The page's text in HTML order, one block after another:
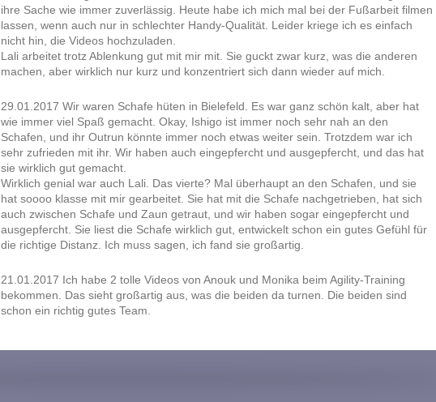
ihre Sache wie immer zuverlässig. Heute habe ich mich mal bei der Fußarbeit filmen
lassen, wenn auch nur in schlechter Handy-Qualität. Leider kriege ich es einfach
nicht hin, die Videos hochzuladen.
Lali arbeitet trotz Ablenkung gut mit mir mit. Sie guckt zwar kurz, was die anderen
machen, aber wirklich nur kurz und konzentriert sich dann wieder auf mich.
29.01.2017 Wir waren Schafe hüten in Bielefeld. Es war ganz schön kalt, aber hat
wie immer viel Spaß gemacht. Okay, Ishigo ist immer noch sehr nah an den
Schafen, und ihr Outrun könnte immer noch etwas weiter sein. Trotzdem war ich
sehr zufrieden mit ihr. Wir haben auch eingepfercht und ausgepfercht, und das hat
sie wirklich gut gemacht.
Wirklich genial war auch Lali. Das vierte? Mal überhaupt an den Schafen, und sie
hat soooo klasse mit mir gearbeitet. Sie hat mit die Schafe nachgetrieben, hat sich
auch zwischen Schafe und Zaun getraut, und wir haben sogar eingepfercht und
ausgepfercht. Sie liest die Schafe wirklich gut, entwickelt schon ein gutes Gefühl für
die richtige Distanz. Ich muss sagen, ich fand sie großartig.
21.01.2017 Ich habe 2 tolle Videos von Anouk und Monika beim Agility-Training
bekommen. Das sieht großartig aus, was die beiden da turnen. Die beiden sind
schon ein richtig gutes Team.